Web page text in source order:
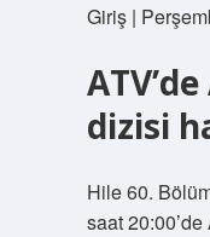
Giriş |
dizisi
Hile 60.
saat